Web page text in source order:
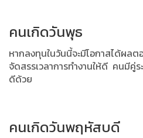
คนเกิดวันพุธ
หากลงทุนในวันนี้จะมีโอกาสได้ผล
จัดสรรเวลาการทำงานให้ดี คนมีคู่ร
ดีด้วย
คนเกิดวันพฤหัสบดี